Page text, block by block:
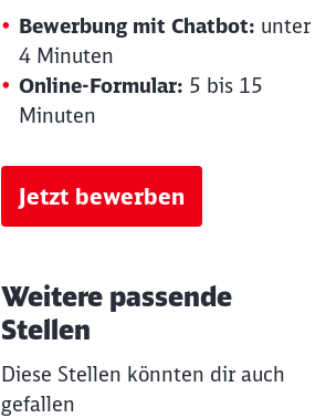
Bewerbung mit Chatbot: unter
4 Minuten
Online-Formular: 5 bis 15
Minuten
Jetzt bewerben
Weitere passende
Stellen
Diese Stellen könnten dir auch
gefallen